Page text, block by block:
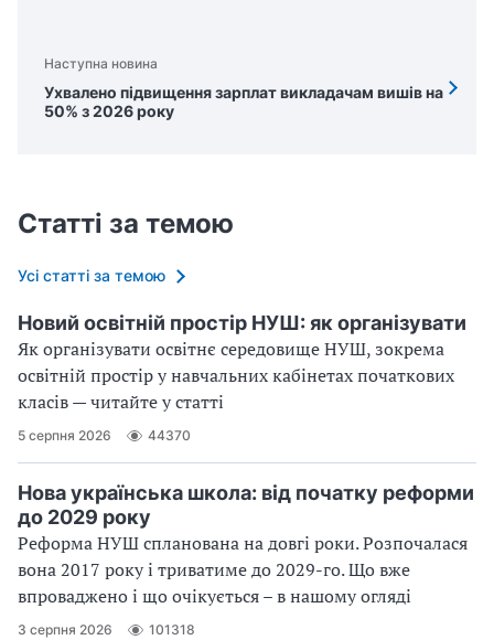
Наступна новина
Ухвалено підвищення зарплат викладачам вишів на
50% з 2026 року
Статті за темою
Усі статті за темою
Новий освітній простір НУШ: як організувати
Як організувати освітнє середовище НУШ, зокрема
освітній простір у навчальних кабінетах початкових
класів — читайте у статті
5 серпня 2026 44370
Нова українська школа: від початку реформи
до 2029 року
Реформа НУШ спланована на довгі роки. Розпочалася
вона 2017 року і триватиме до 2029-го. Що вже
впроваджено і що очікується – в нашому огляді
3 серпня 2026 101318